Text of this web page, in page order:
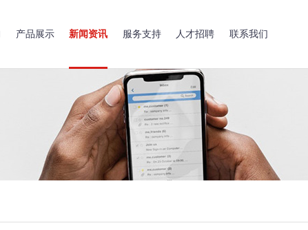
产品展示 新闻资讯 服务支持 人才招聘 联系我们